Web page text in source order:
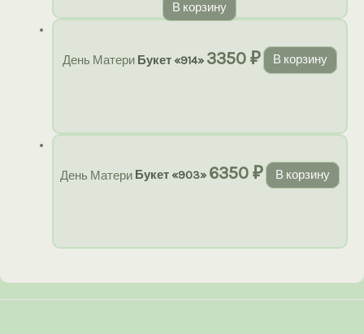
В корзину
День Матери Букет «914» 3350₽ В корзину
День Матери Букет «903» 6350₽ В корзину